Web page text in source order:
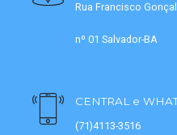
Rua Francisco
nº 01 Salvador-BA
CENTRAL e
(71)4113-3516